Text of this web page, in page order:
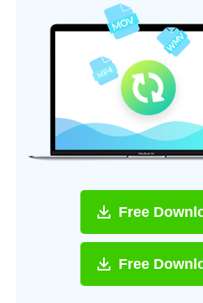
Free
Free